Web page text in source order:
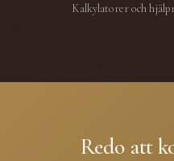
Kalkylatorer och
Redo att